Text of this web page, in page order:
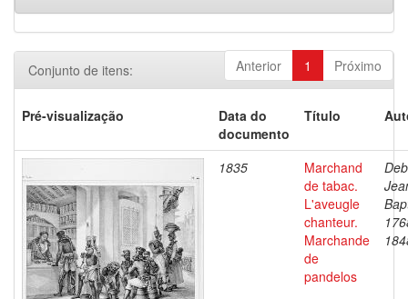
Anterior 1 Próximo
Conjunto de itens:
Pré-visualização
Data do
documento
Título
1835
Marchand
de tabac.
L'aveugle
chanteur.
Marchande
de
pandelos